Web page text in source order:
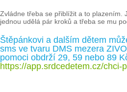
Zvládne třeba se přiblížit a to plazením.
jednou udělá pár kroků a třeba se mu
Štěpánkovi a dalším dětem
sms ve tvaru DMS mezera
pomoci obdrží 29, 59 nebo 89
https://app.srdcedetem.cz/chci-